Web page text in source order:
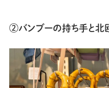
②バンブーの持ち手と北